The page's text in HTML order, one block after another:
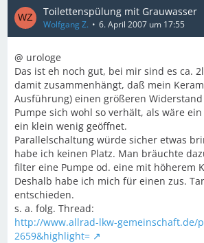
Toilettenspülung mit Grauwasser
Wolfgang Z. 6. April 2007 um 17:55
@ urologe
Das ist eh noch gut, bei mir sind es ca.
damit zusammenhängt, daß mein
Ausführung) einen größeren
Pumpe sich wohl so verhält, als wäre
ein klein wenig geöffnet.
Parallelschaltung würde sicher etwas
habe ich keinen Platz. Man bräuchte
filter eine Pumpe od. eine mit höherem
Deshalb habe ich mich für einen zus.
entschieden.
s. a. folg. Thread:
http://www.allrad-lkw-gemeinschaft.de/
2659&highlight=